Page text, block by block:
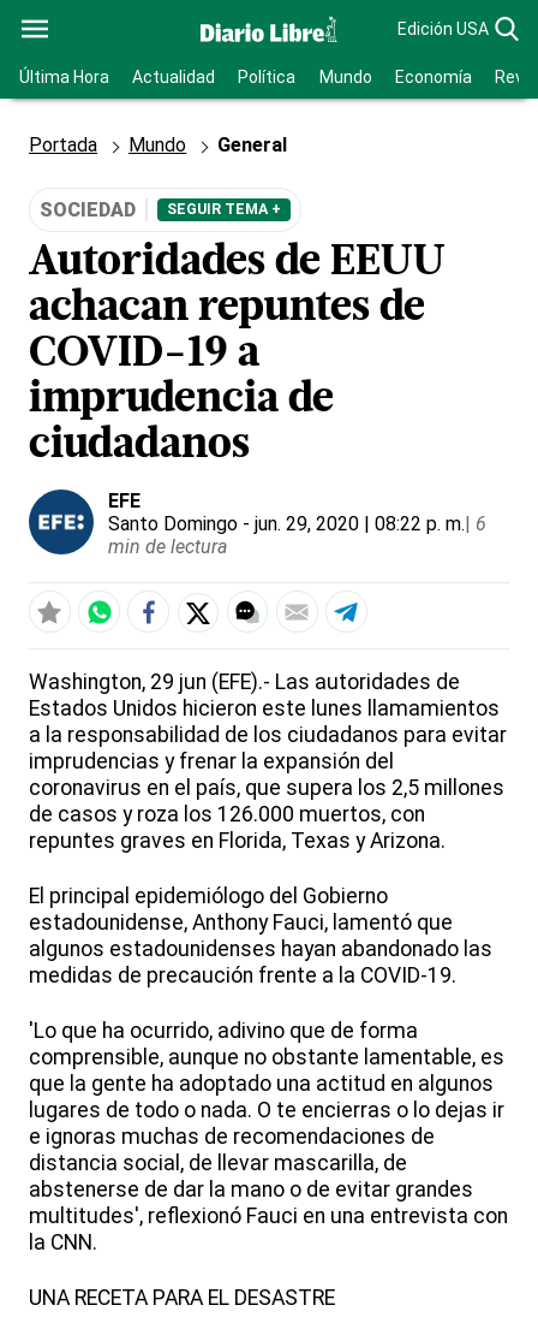
Edición USA
Última Hora Actualidad Política Mundo Economía
Portada Mundo General
SOCIEDAD SEGUIR TEMA +
Autoridades de EEUU
achacan repuntes de
COVID-19 a
imprudencia de
ciudadanos
EFE
Santo Domingo - jun. 29, 2020 | 08:22 p. m.| 6
min de lectura
Washington, 29 jun (EFE).- Las autoridades de
Estados Unidos hicieron este lunes llamamientos
a la responsabilidad de los ciudadanos para evitar
imprudencias y frenar la expansión del
coronavirus en el país, que supera los 2,5 millones
de casos y roza los 126.000 muertos, con
repuntes graves en Florida, Texas y Arizona.
El principal epidemiólogo del Gobierno
estadounidense, Anthony Fauci, lamentó que
algunos estadounidenses hayan abandonado las
medidas de precaución frente a la COVID-19.
'Lo que ha ocurrido, adivino que de forma
comprensible, aunque no obstante lamentable, es
que la gente ha adoptado una actitud en algunos
lugares de todo o nada. O te encierras o lo dejas ir
e ignoras muchas de recomendaciones de
distancia social, de llevar mascarilla, de
abstenerse de dar la mano o de evitar grandes
multitudes', reflexionó Fauci en una entrevista con
la CNN.
UNA RECETA PARA EL DESASTRE